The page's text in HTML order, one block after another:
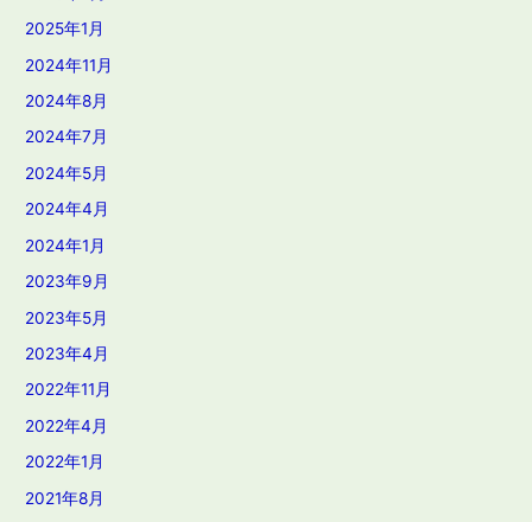
2025年1月
2024年11月
2024年8月
2024年7月
2024年5月
2024年4月
2024年1月
2023年9月
2023年5月
2023年4月
2022年11月
2022年4月
2022年1月
2021年8月